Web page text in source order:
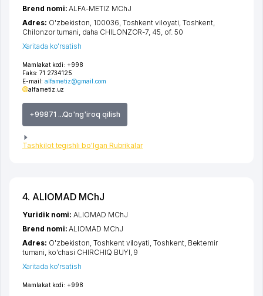
Mamlakat kodi: +998
Faks: 71 2734125
E-mail: alfametiz@gmail.com
alfametiz.uz
+99871 ...Qo'ng'iroq qilish
Tashkilot tegishli bo'lgan Rubrikalar
Brend nomi:ALFA-METIZ MChJ
Adres: O'zbekiston, 100036, Toshkent viloyati, Toshkent,
Chilonzor tumani, daha CHILONZOR-7, 45, of. 50
Xaritada ko'rsatish
4. ALIOMAD MChJ
Mamlakat kodi: +998
Yuridik nomi:ALIOMAD MChJ
Brend nomi:ALIOMAD MChJ
Adres: O'zbekiston,Toshkent viloyati ,Toshkent, Bektemir
tumani ko'chasi CHIRCHIQ BUYI , 9
Xaritada ko'rsatish